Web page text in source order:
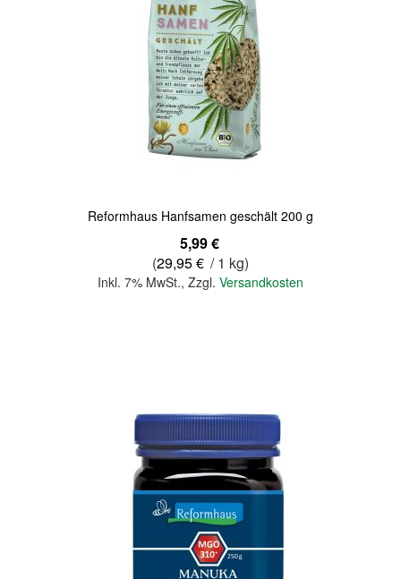
Reformhaus Hanfsamen geschält 200 g
5,99 €
(29,95 € / 1 kg)
Inkl. 7% MwSt., Zzgl. Versandkosten